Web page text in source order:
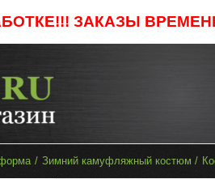
ЗАКАЗЫ
Зимний камуфляжный костюм